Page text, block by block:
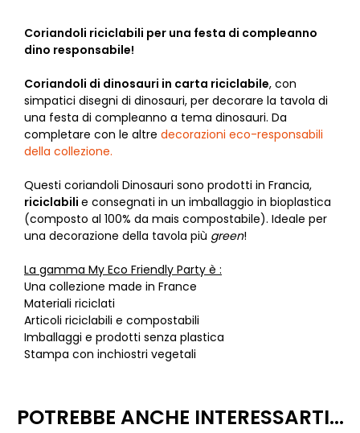
Coriandoli riciclabili per una festa di compleanno
dino responsabile!
Coriandoli di dinosauri in carta riciclabile, con
simpatici disegni di dinosauri, per decorare la tavola di
una festa di compleanno a tema dinosauri. Da
completare con le altre decorazioni eco-responsabili
della collezione.
Questi coriandoli Dinosauri sono prodotti in Francia,
riciclabili e consegnati in un imballaggio in bioplastica
(composto al 100% da mais compostabile). Ideale per
una decorazione della tavola più green!
La gamma My Eco Friendly Party è :
Una collezione made in France
Materiali riciclati
Articoli riciclabili e compostabili
Imballaggi e prodotti senza plastica
Stampa con inchiostri vegetali
POTREBBE ANCHE INTERESSARTI...